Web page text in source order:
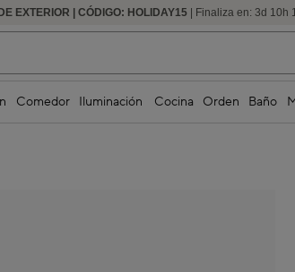
EXTERIOR | CÓDIGO: HOLIDAY15 | Finaliza en: 3d 10 h
DE DESCUENTO | SEGUNDAS REBAJAS
Comedor Iluminación Cocina Orden Baño